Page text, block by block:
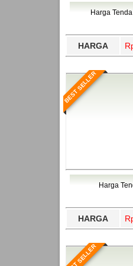
Bawang
Harga
HARGA
BEST SELLER
Harga
HARGA